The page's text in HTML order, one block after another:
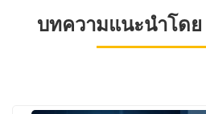
บทความแนะนำโด